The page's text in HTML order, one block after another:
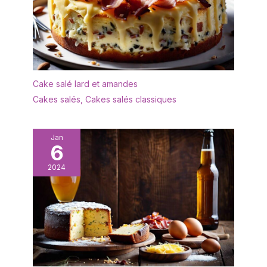
multi-personnes, des
fêtes, des mariages de
camping, également
pratique à transporter
dans la boîte au déjeuner
au travail ou à l'école.
Cuillères, fourchettes et
ensemble de couverts
pouvez profiter de la
commodité et de la
facilité des couverts
jetables sans nuire à
l'environnement. Toutes
les cuillères jetables en
bois sont pressées à
chaud, elles peuvent se
déformer si elles sont
laissées dans le liquide
pendant une longue
une touche de charme
rustique à votre
expérience culinaire.
Robustesse et fluidité :
parfait pour les fêtes ou
les déplacements, notre
ensemble de couverts
jetables est léger, facile
salissures lorsqu'il est
jeté après avoir coupé
des aliments. Pratique :
facile à transporter, peut
être utilisé pour les
dîners à plusieurs, les
fêtes, les mariages en
camping, et est
également pratique à
emporter dans la boîte à
lunch au travail ou à
Cake salé lard et amandes
Cakes salés Cakes salés classiques
Jan
6
2024